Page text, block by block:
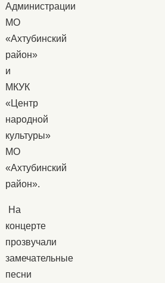
Администрации
МО
«Ахтубинский
район»
и
МКУК
«Центр
народной
культуры»
МО
«Ахтубинский
район».
На
концерте
прозвучали
замечательные
песни